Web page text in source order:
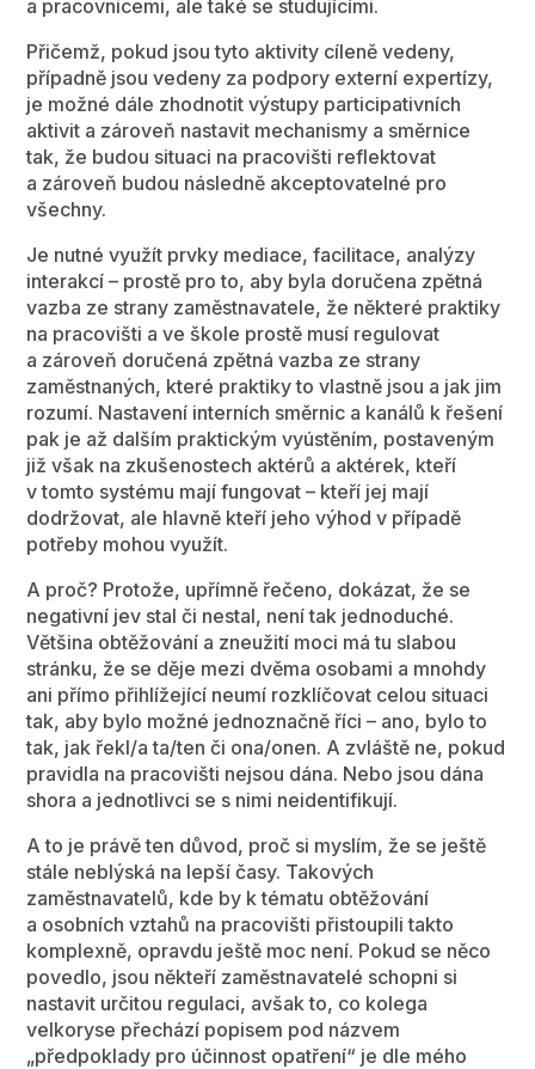
a pracovnicemi, ale také se studujícími.
Přičemž, pokud jsou tyto aktivity cíleně vedeny,
případně jsou vedeny za podpory externí expertízy,
je možné dále zhodnotit výstupy participativních
aktivit a zároveň nastavit mechanismy a směrnice
tak, že budou situaci na pracovišti reflektovat
a zároveň budou následně akceptovatelné pro
všechny.
Je nutné využít prvky mediace, facilitace, analýzy
interakcí – prostě pro to, aby byla doručena zpětná
vazba ze strany zaměstnavatele, že některé praktiky
na pracovišti a ve škole prostě musí regulovat
a zároveň doručená zpětná vazba ze strany
zaměstnaných, které praktiky to vlastně jsou a jak jim
rozumí. Nastavení interních směrnic a kanálů k řešení
pak je až dalším praktickým vyústěním, postaveným
již však na zkušenostech aktérů a aktérek, kteří
v tomto systému mají fungovat – kteří jej mají
dodržovat, ale hlavně kteří jeho výhod v případě
potřeby mohou využít.
A proč? Protože, upřímně řečeno, dokázat, že se
negativní jev stal či nestal, není tak jednoduché.
Většina obtěžování a zneužití moci má tu slabou
stránku, že se děje mezi dvěma osobami a mnohdy
ani přímo přihlížející neumí rozklíčovat celou situaci
tak, aby bylo možné jednoznačně říci – ano, bylo to
tak, jak řekl/a ta/ten či ona/onen. A zvláště ne, pokud
pravidla na pracovišti nejsou dána. Nebo jsou dána
shora a jednotlivci se s nimi neidentifikují.
A to je právě ten důvod, proč si myslím, že se ještě
stále neblýská na lepší časy. Takových
zaměstnavatelů, kde by k tématu obtěžování
a osobních vztahů na pracovišti přistoupili takto
komplexně, opravdu ještě moc není. Pokud se něco
povedlo, jsou někteří zaměstnavatelé schopni si
nastavit určitou regulaci, avšak to, co kolega
velkoryse přechází popisem pod názvem
„předpoklady pro účinnost opatření“ je dle mého